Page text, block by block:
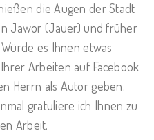
die Augen der Stadt
Jawor (Jauer) und früher
es Ihnen etwas
Arbeiten auf Facebook
Herrn als Autor geben.
gratuliere ich Ihnen zu
Arbeit.